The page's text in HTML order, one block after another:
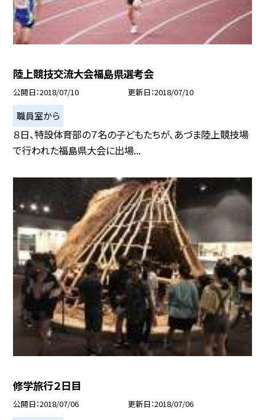
陸上競技交流大会福島県選考会
公開日 2018/07/10 更新日 2018/07/10
職員室から
８日、特設体育部の７名の子どもたちが、あづま陸上競技場
で行われた福島県大会に出場...
修学旅行２日目
公開日 2018/07/06 更新日 2018/07/06